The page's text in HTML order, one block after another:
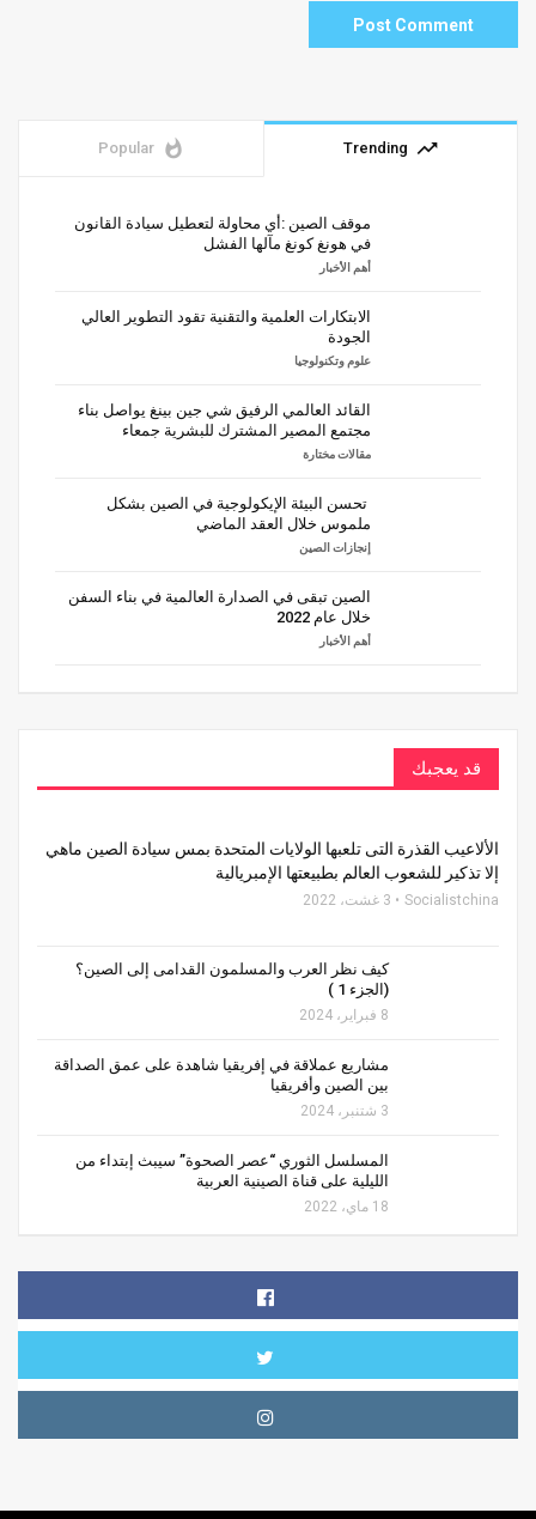
trending_up
Trending
whatshot
Popular
موقف الصين :أي محاولة لتعطيل سيادة القانون
في هونغ كونغ مآلها الفشل
أهم الأخبار
الابتكارات العلمية والتقنية تقود التطوير العالي
الجودة
علوم وتكنولوجيا
القائد العالمي الرفيق شي جين بينغ يواصل بناء
مجتمع المصير المشترك للبشرية جمعاء
مقالات مختارة
تحسن البيئة الإيكولوجية في الصين بشكل
ملموس خلال العقد الماضي
إنجازات الصين
الصين تبقى في الصدارة العالمية في بناء السفن
خلال عام 2022
أهم الأخبار
قد يعجبك
الألاعيب القذرة التى تلعبها الولايات المتحدة بمس سيادة الصين ماهي
إلا تذكير للشعوب العالم بطبيعتها الإمبريالية
Socialistchina 3 غشت، 2022
كيف نظر العرب والمسلمون القدامى إلى الصين؟
(الجزء 1 )
8 فبراير، 2024
مشاريع عملاقة في إفريقيا شاهدة على عمق الصداقة
بين الصين وأفريقيا
3 شتنبر، 2024
المسلسل الثوري “عصر الصحوة” سيبث إبتداء من
الليلية على قناة الصينية العربية
18 ماي، 2022